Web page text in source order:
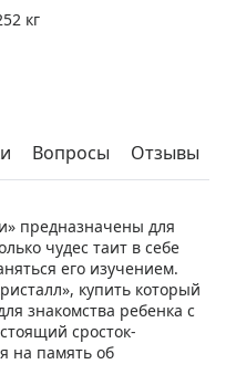
кг
Вопросы Отзывы
предназначены для
чудес таит в себе
его изучением.
купить который
знакомства ребенка с
сросток-
на память об